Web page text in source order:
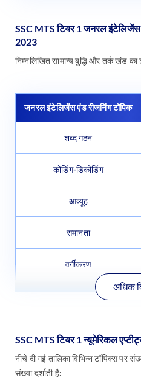
SSC MTS टियर 1 जनरल इंटेलिजेंस
2023
निम्नलिखित सामान्य बुद्धि और तर्क खंड
जनरल इंटेलिजेंस एंड रीजनिंग टॉपिक
शब्द गठन
कोडिंग-डिकोडिंग
आव्यूह
समानता
वर्गीकरण
अधिक
SSC MTS टियर 1 न्यूमेरिकल
नीचे दी गई तालिका विभिन्न टॉपिक्स पर
संख्या दर्शाती है: